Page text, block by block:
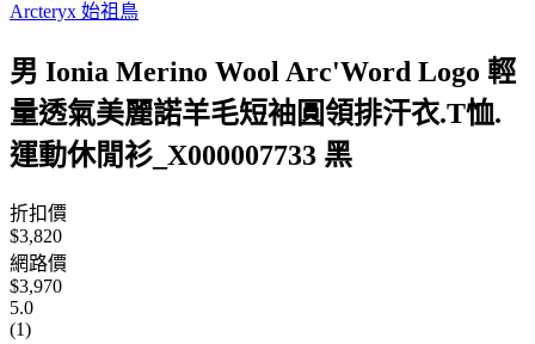
Arcteryx 始祖鳥
男 Ionia Merino Wool Arc'Word Logo 輕
量透氣美麗諾羊毛短袖圓領排汗衣.T恤.
運動休閒衫_X000007733 黑
折扣價
$3,820
網路價
$3,970
5.0
(1)